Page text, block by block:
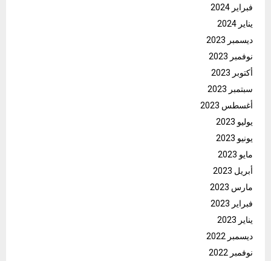
فبراير 2024
يناير 2024
ديسمبر 2023
نوفمبر 2023
أكتوبر 2023
سبتمبر 2023
أغسطس 2023
يوليو 2023
يونيو 2023
مايو 2023
أبريل 2023
مارس 2023
فبراير 2023
يناير 2023
ديسمبر 2022
نوفمبر 2022